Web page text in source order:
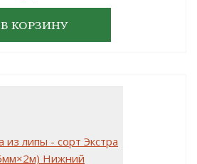
В КОРЗИНУ